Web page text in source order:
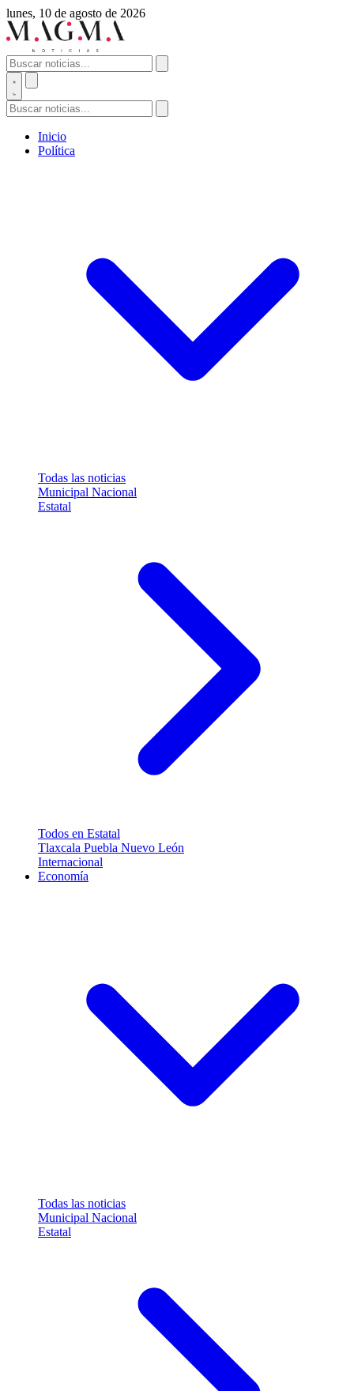
lunes, 10 de agosto de 2026
Inicio
Política
Todas las noticias
Municipal Nacional
Estatal
Todos en Estatal
Tlaxcala Puebla Nuevo León
Internacional
Economía
Todas las noticias
Municipal Nacional
Estatal